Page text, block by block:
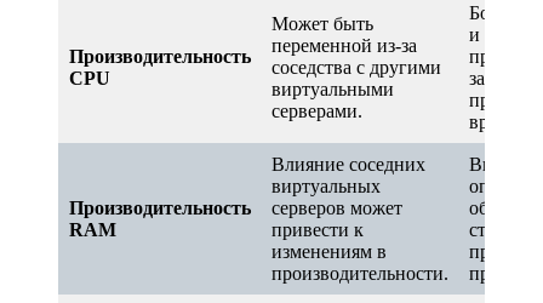
Производительность
CPU
Может быть
переменной из-за
соседства с другими
виртуальными
серверами.
Более
и
за счет
времени.
Производительность
RAM
Влияние соседних
виртуальных
серверов может
привести к
изменениям в
производительности.